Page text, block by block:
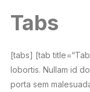
Tabs
[tabs] [tab
lobortis. Nullam id
porta sem